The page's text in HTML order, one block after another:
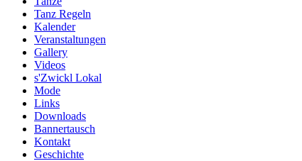
Tanz Regeln
Kalender
Veranstaltungen
Gallery
Videos
s'Zwickl Lokal
Mode
Links
Downloads
Bannertausch
Kontakt
Geschichte